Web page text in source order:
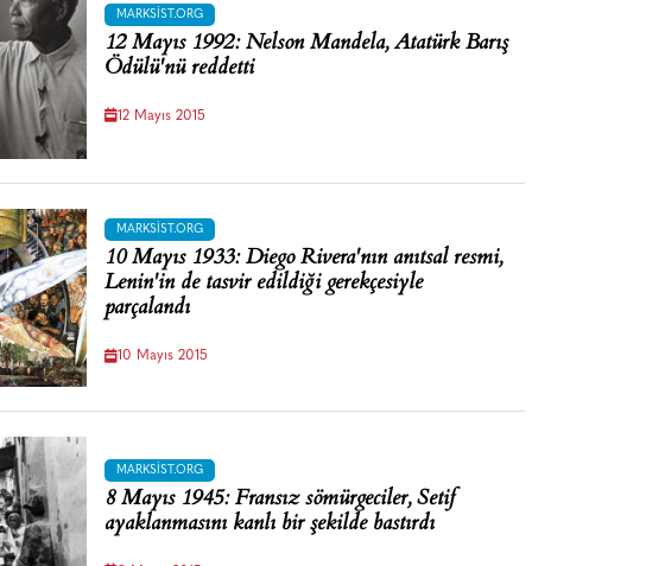
MARKSIST.ORG
12 Mayıs 1992: Nelson Mandela, Atatürk Barış
Ödülü'nü reddetti
12 Mayıs 2015
MARKSIST.ORG
10 Mayıs 1933: Diego Rivera'nın anıtsal resmi,
Lenin'in de tasvir edildiği gerekçesiyle
parçalandı
10 Mayıs 2015
MARKSIST.ORG
8 Mayıs 1945: Fransız sömürgeciler, Setif
ayaklanmasını kanlı bir şekilde bastırdı